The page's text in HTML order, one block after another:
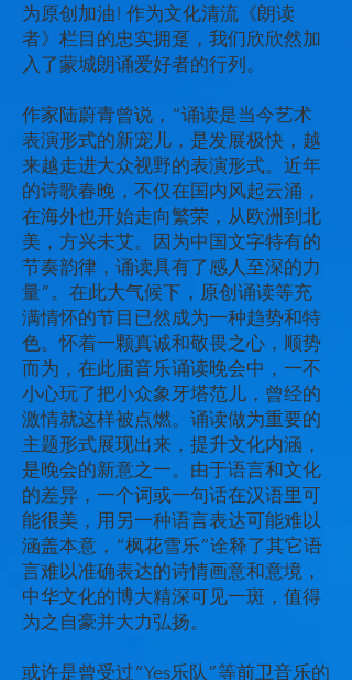
为原创加油! 作为文化清流《朗读
者》栏目的忠实拥趸，我们欣欣然加
入了蒙城朗诵爱好者的行列。
作家陆蔚青曾说，“诵读是当今艺术
表演形式的新宠儿，是发展极快，越
来越走进大众视野的表演形式。近年
的诗歌春晚，不仅在国内风起云涌，
在海外也开始走向繁荣，从欧洲到北
美，方兴未艾。因为中国文字特有的
节奏韵律，诵读具有了感人至深的力
量”。在此大气候下，原创诵读等充
满情怀的节目已然成为一种趋势和特
色。怀着一颗真诚和敬畏之心，顺势
而为，在此届音乐诵读晚会中，一不
小心玩了把小众象牙塔范儿，曾经的
激情就这样被点燃。诵读做为重要的
主题形式展现出来，提升文化内涵，
是晚会的新意之一。由于语言和文化
的差异，一个词或一句话在汉语里可
能很美，用另一种语言表达可能难以
涵盖本意，“枫花雪乐”诠释了其它语
言难以准确表达的诗情画意和意境，
中华文化的博大精深可见一斑，值得
为之自豪并大力弘扬。
或许是曾受过“Yes乐队”等前卫音乐的